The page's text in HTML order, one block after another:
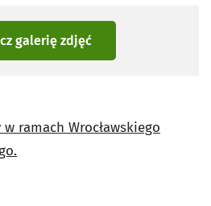
galerię zdjęć
ramach Wrocławskiego